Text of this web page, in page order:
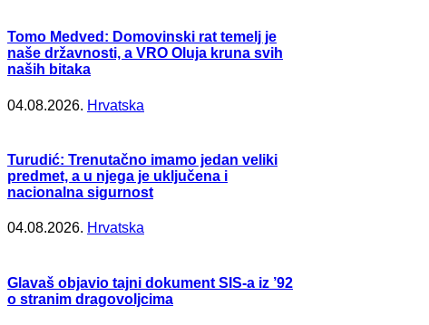
Tomo Medved: Domovinski rat temelj je
naše državnosti, a VRO Oluja kruna svih
naših bitaka
04.08.2026. Hrvatska
Turudić: Trenutačno imamo jedan veliki
predmet, a u njega je uključena i
nacionalna sigurnost
04.08.2026. Hrvatska
Glavaš objavio tajni dokument SIS-a iz ’92
o stranim dragovoljcima